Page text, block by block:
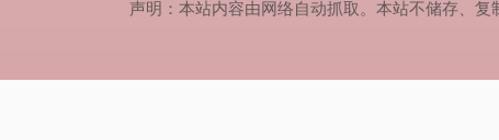
声明：本站内容由网络自动抓取。本站不储存、